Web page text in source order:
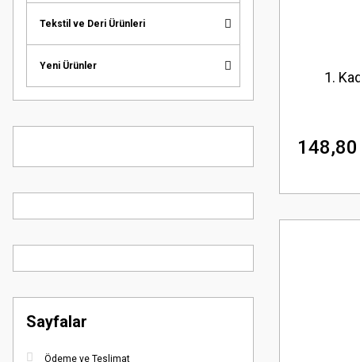
Tekstil ve Deri Ürünleri
Yeni Ürünler
Sayfalar
Ödeme ve Teslimat
1.